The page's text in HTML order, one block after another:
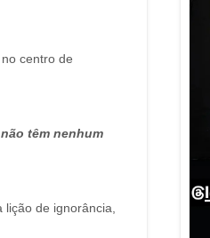
centro de
têm nenhum
de ignorância,